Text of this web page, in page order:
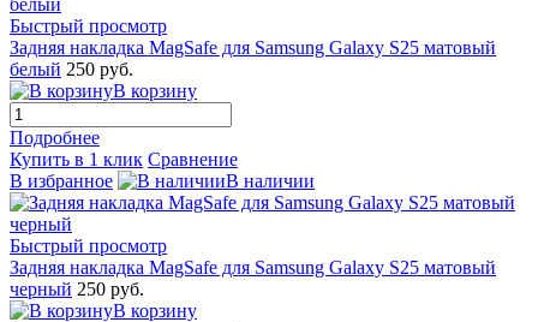
Быстрый просмотр
Задняя накладка MagSafe для Samsung Galaxy S25 матовый
белый 250 руб.
В корзину
Подробнее
Купить в 1 клик Сравнение
В избранное
В наличии
Быстрый просмотр
Задняя накладка MagSafe для Samsung Galaxy S25 матовый
черный 250 руб.
В корзину